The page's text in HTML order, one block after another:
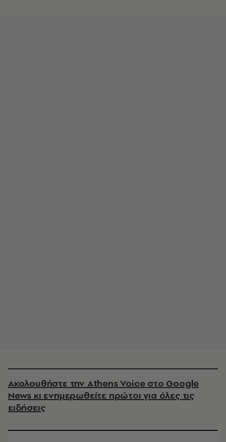
Ακολουθήστε την Athens Voice στο Google
News κι ενημερωθείτε πρώτοι για όλες τις
ειδήσεις